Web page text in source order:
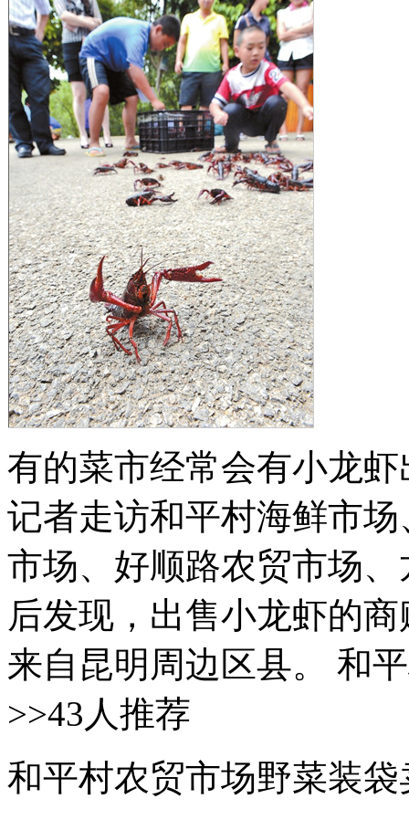
有的菜市经常会有小龙
记者走访和平村海鲜市
市场、好顺路农贸市场
后发现，出售小龙虾的
来自昆明周边区县。 和
>>43人推荐
和平村农贸市场野菜装袋